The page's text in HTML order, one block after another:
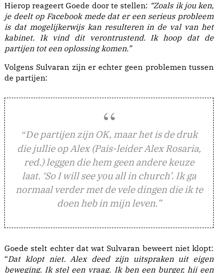
Hierop reageert Goede door te stellen: “Zoals ik jou ken,
je deelt op Facebook mede dat er een serieus probleem
is dat mogelijkerwijs kan resulteren in de val van het
kabinet. Ik vind dit verontrustend. Ik hoop dat de
partijen tot een oplossing komen.”
Volgens Sulvaran zijn er echter geen problemen tussen
de partijen:
“De partijen zijn OK, maar het is de druk
die jullie op Alex (Pais-leider Alex Rosaria,
red.) leggen die hem geen andere keuze
laat. ‘So I will see you all in church’. Ik ga
normaal verder met de vele dingen die ik te
doen heb in mijn leven.”
Goede stelt echter dat wat Sulvaran beweert niet klopt:
“Dat klopt niet. Alex deed zijn uitspraken uit eigen
beweging. Ik stel een vraag. Ik ben een burger, hij een